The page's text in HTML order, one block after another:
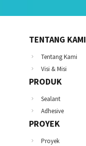
TENTANG KAMI
Tentang Kami
Visi & Misi
PRODUK
Sealant
Adhesive
PROYEK
Proyek